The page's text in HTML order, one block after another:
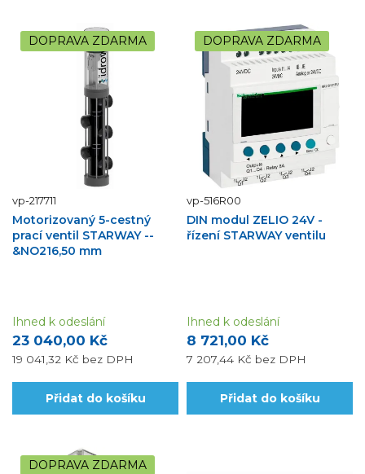
DOPRAVA ZDARMA
vp-217711
Motorizovaný 5-cestný
prací ventil STARWAY --
&NO216,50 mm
23 040,00 Kč
19 041,32 Kč bez DPH
Ihned k odeslání
Přidat do košíku
DOPRAVA ZDARMA
vp-516R00
DIN modul ZELIO 24V -
řízení STARWAY ventilu
8 721,00 Kč
7 207,44 Kč bez DPH
Ihned k odeslání
Přidat do košíku
DOPRAVA ZDARMA